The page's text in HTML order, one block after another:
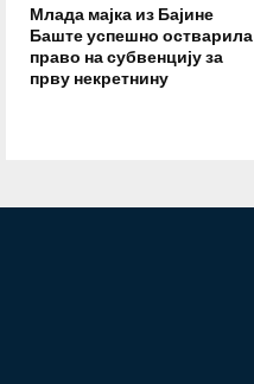
Млада мајка из Бајине
Баште успешно остварила
право на субвенцију за
прву некретнину